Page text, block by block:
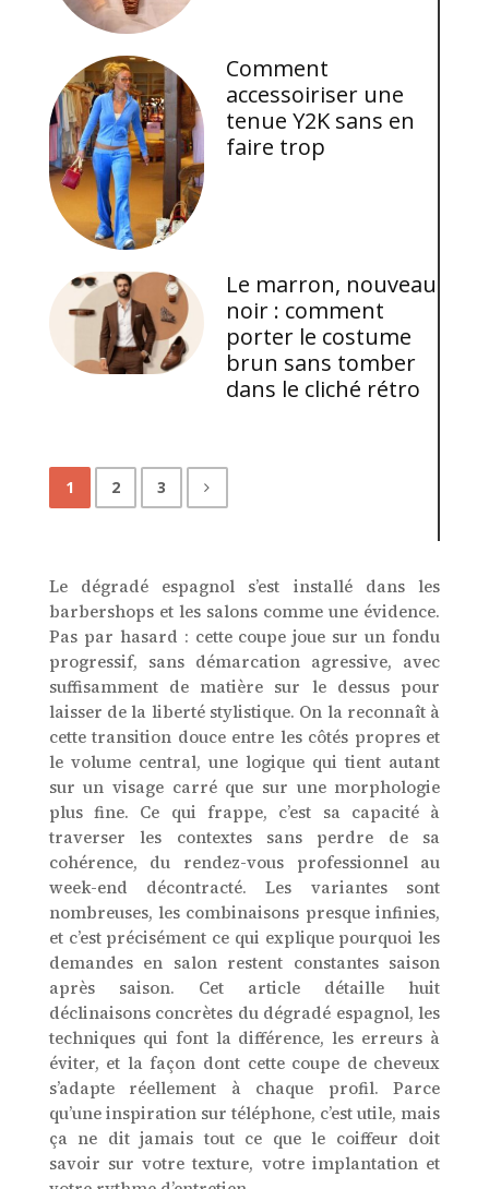
Comment
accessoiriser une
tenue Y2K sans en
faire trop
Le marron, nouveau
noir : comment
porter le costume
brun sans tomber
dans le cliché rétro
1 2 3
Le dégradé espagnol s’est installé dans les
barbershops et les salons comme une évidence.
Pas par hasard : cette coupe joue sur un fondu
progressif, sans démarcation agressive, avec
suffisamment de matière sur le dessus pour
laisser de la liberté stylistique. On la reconnaît à
cette transition douce entre les côtés propres et
le volume central, une logique qui tient autant
sur un visage carré que sur une morphologie
plus fine. Ce qui frappe, c’est sa capacité à
traverser les contextes sans perdre de sa
cohérence, du rendez-vous professionnel au
week-end décontracté. Les variantes sont
nombreuses, les combinaisons presque infinies,
et c’est précisément ce qui explique pourquoi les
demandes en salon restent constantes saison
après saison. Cet article détaille huit
déclinaisons concrètes du dégradé espagnol, les
techniques qui font la différence, les erreurs à
éviter, et la façon dont cette coupe de cheveux
s’adapte réellement à chaque profil. Parce
qu’une inspiration sur téléphone, c’est utile, mais
ça ne dit jamais tout ce que le coiffeur doit
savoir sur votre texture, votre implantation et